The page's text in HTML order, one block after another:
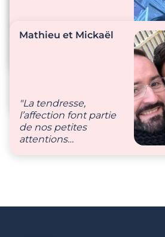
relation devient de
beaucoup de sms
de bonne humeur !"
Mathieu et Mickaël
"La tendresse,
l’affection font partie
de nos petites
attentions